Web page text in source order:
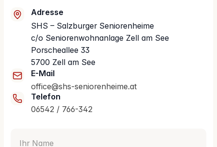
Adresse
SHS – Salzburger Seniorenheime
c/o Seniorenwohnanlage Zell am See
Porscheallee 33
5700 Zell am See
E-Mail
office@shs-seniorenheime.at
Telefon
06542 / 766-342